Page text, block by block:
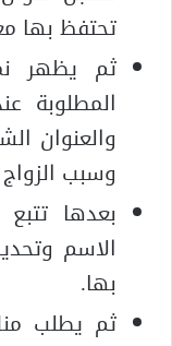
تحتفظ بها
ثم يظهر
المطلوبة
والعنوان
وسبب
بعدها تتبع
الاسم
بها.
ثم يطلب